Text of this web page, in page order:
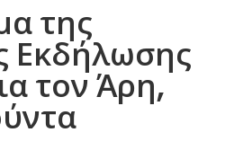
της
Εκδήλωσης
τον Άρη,